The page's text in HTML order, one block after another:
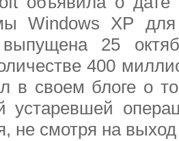
Windows XP для
25
400
в своем блоге о
устаревшей
не смотря на